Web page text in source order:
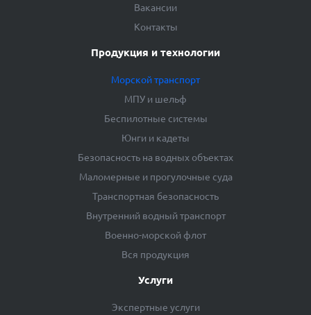
Вакансии
Контакты
Продукция и технологии
Морской транспорт
МПУ и шельф
Беспилотные системы
Юнги и кадеты
Безопасность на водных объектах
Маломерные и прогулочные суда
Транспортная безопасность
Внутренний водный транспорт
Военно-морской флот
Вся продукция
Услуги
Экспертные услуги